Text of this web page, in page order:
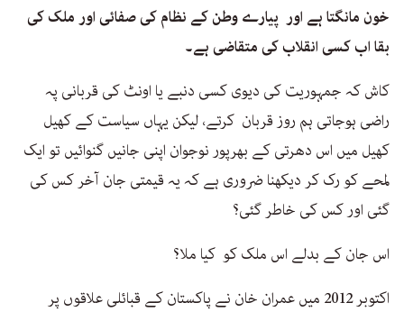
خون مانگتا ہے اور پیارے وطن کے نظام کی صفائی اور ملک کی
بقا اب کسی انقلاب کی متقاضی ہے۔
کاش کہ جمہوریت کی دیوی کسی دنبے یا اونٹ کی قربانی پہ
راضی ہوجاتی ہم روز قربان کرتے، لیکن یہاں سیاست کے کھیل
کھیل میں اس دھرتی کے بھرپور نوجوان اپنی جانیں گنوائیں تو ایک
لمحے کو رک کر دیکھنا ضروری ہے کہ یہ قیمتی جان آخر کس کی
گئی اور کس کی خاطر گئی؟
اس جان کے بدلے اس ملک کو کیا ملا؟
اکتوبر 2012 میں عمران خان نے پاکستان کے قبائلی علاقوں پر